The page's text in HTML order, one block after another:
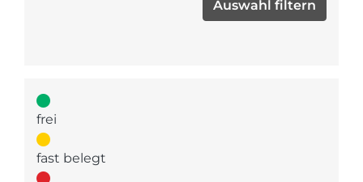
frei
fast belegt